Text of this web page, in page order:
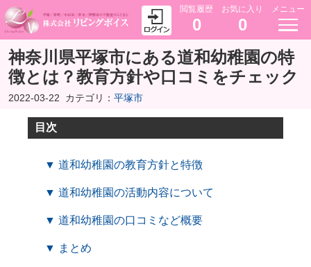
閲覧履歴
0
お気に入り
0
メニュー
神奈川県平塚市にある道和幼稚園の特
徴とは？教育方針や口コミをチェック
2022-03-22 カテゴリ： 平塚市
目次
▼ 道和幼稚園の教育方針と特徴
▼ 道和幼稚園の活動内容について
▼ 道和幼稚園の口コミなど概要
▼ まとめ